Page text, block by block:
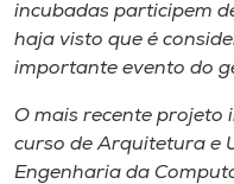
incubadas participem
haja visto que é
importante evento do
O mais recente projeto
curso de Arquitetura e
Engenharia da